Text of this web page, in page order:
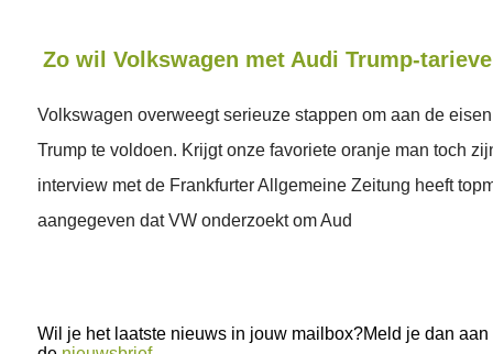
Zo wil Volkswagen met Audi Trump-
Volkswagen overweegt serieuze stappen om aan de
Trump te voldoen. Krijgt onze favoriete oranje man toch
interview met de Frankfurter Allgemeine Zeitung heeft
aangegeven dat VW onderzoekt om Aud
Wil je het laatste nieuws in jouw mailbox?Meld je dan aan